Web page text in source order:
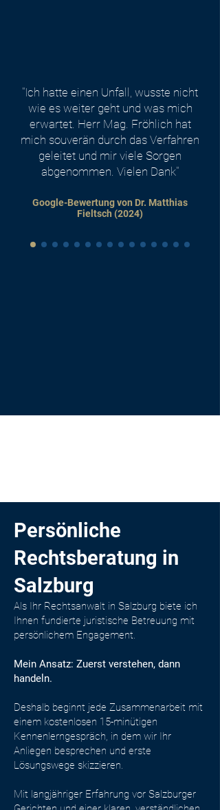
Google-Bewertung von Dr. Matthias
Fieltsch (2024)
"Ich hatte einen Unfall, wusste nicht
wie es weiter geht und was mich
erwartet. Herr Mag. Fröhlich hat
mich souverän durch das Verfahren
geleitet und mir viele Sorgen
abgenommen. Vielen Dank"
Persönliche
Rechtsberatung in
Salzburg
Als Ihr Rechtsanwalt in Salzburg biete ich
Ihnen fundierte juristische Betreuung mit
persönlichem Engagement.
Mein Ansatz: Zuerst verstehen, dann
handeln.
Deshalb beginnt jede Zusammenarbeit mit
einem kostenlosen 15-minütigen
Kennenlerngespräch, in dem wir Ihr
Anliegen besprechen und erste
Lösungswege skizzieren.
Mit langjähriger Erfahrung vor Salzburger